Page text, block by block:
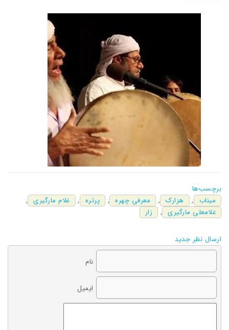
برچسب‌ها
میناب
, هزارک , معرفی چهره , پرتره , غلام مارگیری ,
غلامعلی مارگیری , زار
ارسال نظر جدید
نام
ایمیل